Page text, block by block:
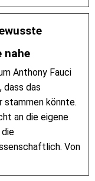
nahe
Anthony Fauci
das
stammen könnte.
an die eigene
Von